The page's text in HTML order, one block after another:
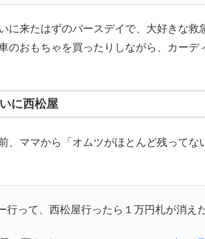
に来たはずのバースデイで、大好きな
のおもちゃを買ったりしながら、カー
に西松屋
、ママから「オムツがほとんど残って
行って、西松屋行ったら１万円札が消え